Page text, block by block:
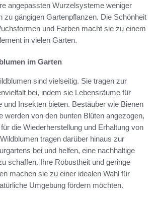
angepassten Wurzelsysteme weniger
zu gängigen Gartenpflanzen. Die Schönheit
und Farben macht sie zu einem
in vielen Gärten.
im Garten
sind vielseitig. Sie tragen zur
bei, indem sie Lebensräume für
und Insekten bieten. Bestäuber wie Bienen
werden von den bunten Blüten angezogen,
die Wiederherstellung und Erhaltung von
tragen darüber hinaus zur
bei und helfen, eine nachhaltige
schaffen. Ihre Robustheit und geringe
machen sie zu einer idealen Wahl für
Umgebung fördern möchten.